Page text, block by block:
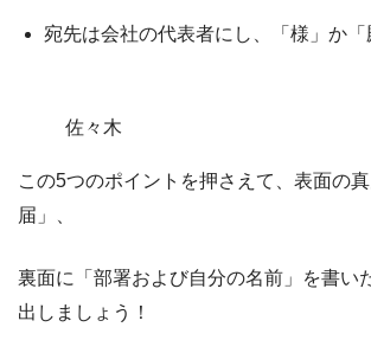
宛先は会社の代表者にし、「様」か「
佐々木
この5つのポイントを押さえて、 表面の
届」
裏面に「部署および自分の名前」
を書い
出しましょう！